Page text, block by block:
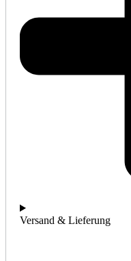
Versand & Lieferung